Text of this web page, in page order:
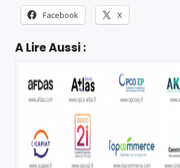
Facebook X
A Lire Aussi :